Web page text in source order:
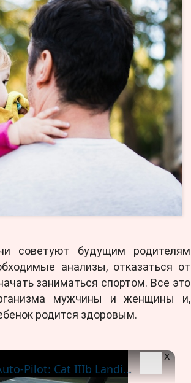
советуют будущим родителям
анализы, отказаться от
заниматься спортом. Все это
мужчины и женщины и,
родится здоровым.
x
SJ-100 Gets Advanced Russian Auto-Pilot: Cat IIIb Landings & More